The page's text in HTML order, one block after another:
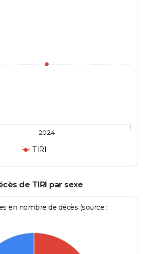
TIRI
2024
de TIRI par sexe
en nombre de décès (source :